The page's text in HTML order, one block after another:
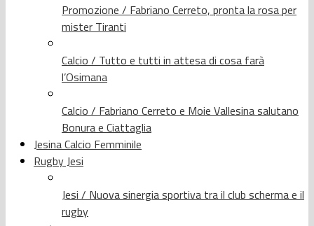
Promozione / Fabriano Cerreto, pronta la rosa per
mister Tiranti
Calcio / Tutto e tutti in attesa di cosa farà
l’Osimana
Calcio / Fabriano Cerreto e Moie Vallesina salutano
Bonura e Ciattaglia
Jesina Calcio Femminile
Rugby Jesi
Jesi / Nuova sinergia sportiva tra il club scherma e il
rugby